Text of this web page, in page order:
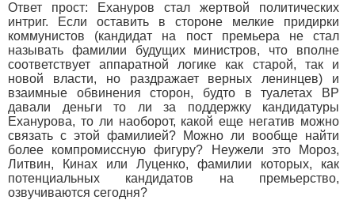
Ответ прост: Ехануров стал жертвой политических
интриг. Если оставить в стороне мелкие придирки
коммунистов (кандидат на пост премьера не стал
называть фамилии будущих министров, что вполне
соответствует аппаратной логике как старой, так и
новой власти, но раздражает верных ленинцев) и
взаимные обвинения сторон, будто в туалетах ВР
давали деньги то ли за поддержку кандидатуры
Еханурова, то ли наоборот, какой еще негатив можно
связать с этой фамилией? Можно ли вообще найти
более компромиссную фигуру? Неужели это Мороз,
Литвин, Кинах или Луценко, фамилии которых, как
потенциальных кандидатов на премьерство,
озвучиваются сегодня?